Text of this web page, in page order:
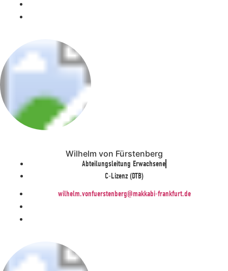
Wilhelm von Fürstenberg
Abteilungsleitung Erwachsene
C-Lizenz (DTB)
wilhelm.vonfuerstenberg@makkabi-frankfurt.de